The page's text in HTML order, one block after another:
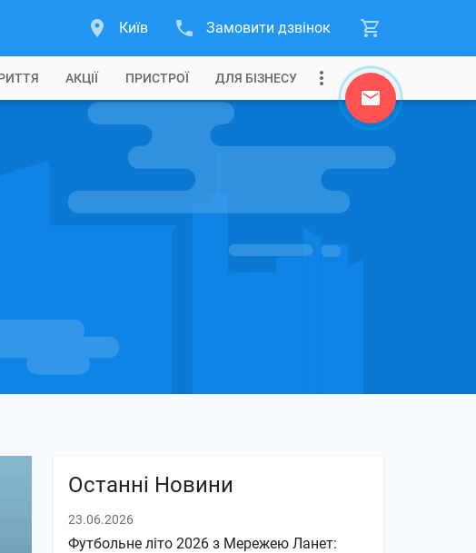
Київ Замовити дзвінок
АКЦІЇ ПРИСТРОЇ ДЛЯ БІЗНЕСУ
Останні Новини
23.06.2026
Футбольне літо 2026 з Мережею Ланет: